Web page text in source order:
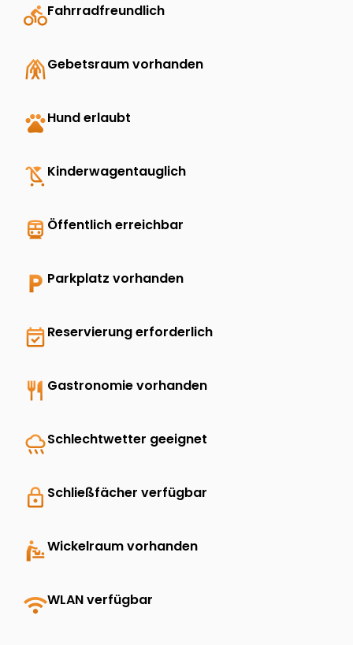
directions_bikeFahrradfreundlich
folded_handsGebetsraum vorhanden
petsHund erlaubt
child_friendly Kinderwagentauglich
directions_transit Öffentlich erreichbar
local_parking Parkplatz vorhanden
event_availableReservierung erforderlich
restaurant Gastronomie vorhanden
rainySchlechtwetter geeignet
lock Schließfächer verfügbar
baby_changing_stationWickelraum vorhanden
wifiWLAN verfügbar